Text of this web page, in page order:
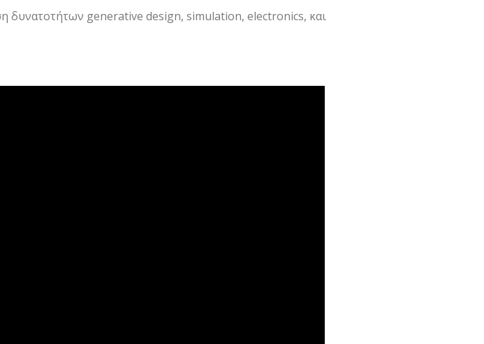
δυνατοτήτων generative design, simulation, electronics, και